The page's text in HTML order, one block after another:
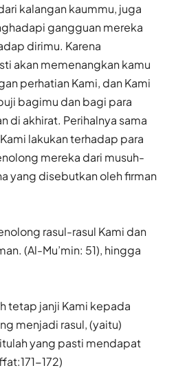
kalangan kaummu, juga
gangguan mereka
dirimu. Karena
akan memenangkan kamu
perhatian Kami, dan Kami
bagimu dan bagi para
di akhirat. Perihalnya sama
lakukan terhadap para
mereka dari musuh-
yang disebutkan oleh firman
rasul-rasul Kami dan
(Al-Mu’min: 51), hingga
tetap janji Kami kepada
menjadi rasul, (yaitu)
yang pasti mendapat
172)